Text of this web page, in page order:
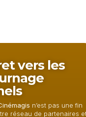
vers les
n’est pas une fin
réseau de partenaires